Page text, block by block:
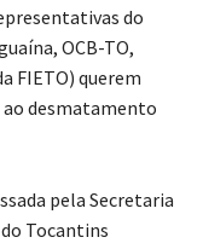
do
OCB-TO,
FIETO) querem
ao desmatamento
pela Secretaria
Tocantins